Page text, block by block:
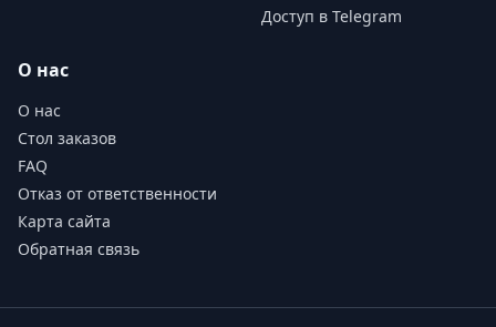
Доступ в Telegram
О нас
О нас
Стол заказов
FAQ
Отказ от ответственности
Карта сайта
Обратная связь